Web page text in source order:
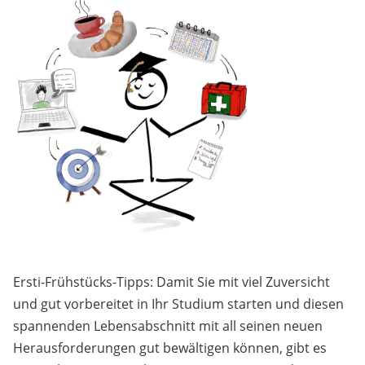
Ersti-Frühstücks-Tipps: Damit Sie mit viel Zuversicht
und gut vorbereitet in Ihr Studium starten und diesen
spannenden Lebensabschnitt mit all seinen neuen
Herausforderungen gut bewältigen können, gibt es